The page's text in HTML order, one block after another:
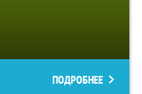
ПОДРОБНЕЕ